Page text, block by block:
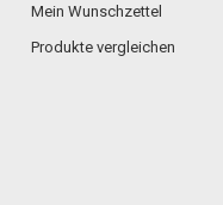
Mein Wunschzettel
Produkte vergleichen